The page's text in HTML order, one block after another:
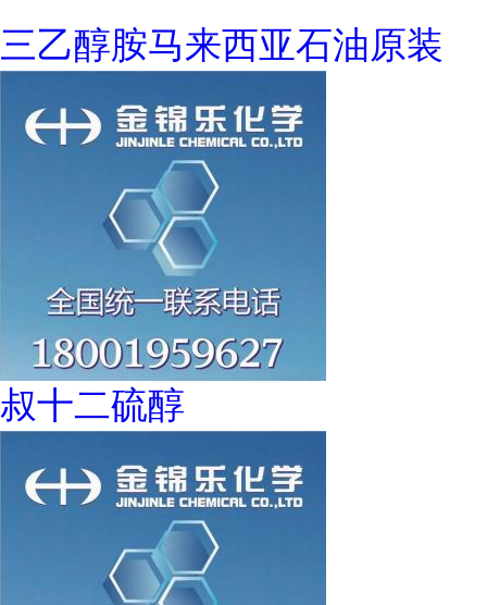
三乙醇胺马来西亚石油原装
叔十二硫醇